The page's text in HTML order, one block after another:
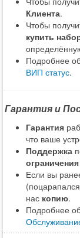
Клиента.
Чтобы
купить
Подробнее
ВИП статус.
Гарантия и
Гарантия
что ваше
Поддержка
Если вы
нас копию.
Подробнее